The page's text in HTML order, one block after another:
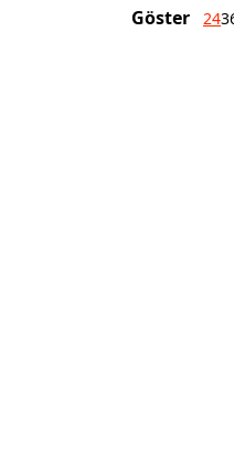
Göster 24